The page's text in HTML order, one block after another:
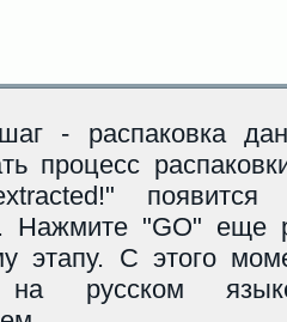
- распаковка
процесс
появится
Нажмите "GO" еще
этапу. С этого
на русском